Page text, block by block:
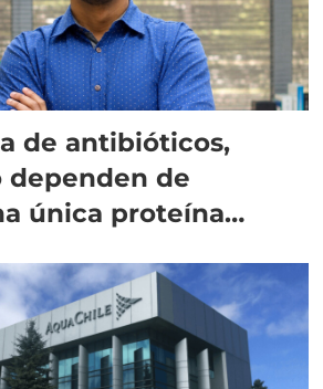
de antibióticos,
dependen de
única proteína